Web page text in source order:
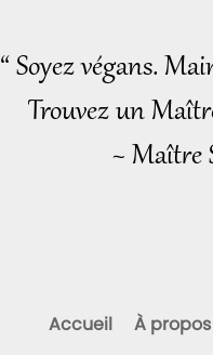
“ Soyez végans.
Trouvez un
~ Maître
Accueil À propos